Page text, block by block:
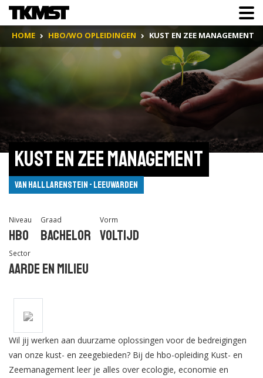
HOME HBO/WO OPLEIDINGEN KUST EN ZEE MANAGEMENT
Kust en Zee Management
Van Hall Larenstein - Leeuwarden
Niveau
Hbo
Graad
Bachelor
Vorm
Voltijd
Sector
Aarde en Milieu
Wil jij werken aan duurzame oplossingen voor de bedreigingen
van onze kust- en zeegebieden? Bij de hbo-opleiding Kust- en
Zeemanagement leer je alles over ecologie, economie en